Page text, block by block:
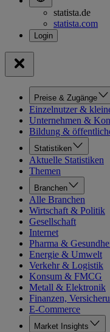
statista.de
statista.com
Preise & Zugänge
Einzelnutzer &
Unternehmen &
Bildung &
Statistiken
Aktuelle Statistiken
Themen
Branchen
Alle Branchen
Wirtschaft & Politik
Gesellschaft
Internet
Pharma &
Energie & Umwelt
Verkehr & Logistik
Konsum & FMCG
Metall & Elektronik
Finanzen,
E-Commerce
Market Insights